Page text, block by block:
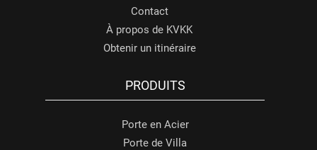
Contact
À propos de KVKK
Obtenir un itinéraire
PRODUITS
Porte en Acier
Porte de Villa